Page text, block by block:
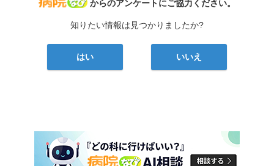
からのアンケートにご協力ください。
知りたい情報は見つかりましたか?
はい いいえ